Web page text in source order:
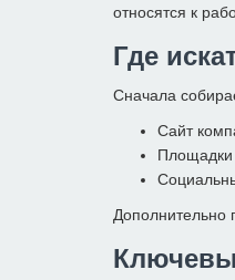
относятся к
Где
Сначала
Сайт
Площадки
Дополнительно